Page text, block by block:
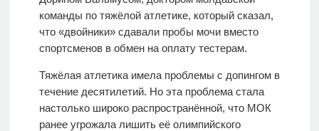
команды по тяжёлой атлетике, который сказал,
что «двойники» сдавали пробы мочи вместо
спортсменов в обмен на оплату тестерам.
Тяжёлая атлетика имела проблемы с допингом в
течение десятилетий. Но эта проблема стала
настолько широко распространённой, что МОК
ранее угрожала лишить её олимпийского